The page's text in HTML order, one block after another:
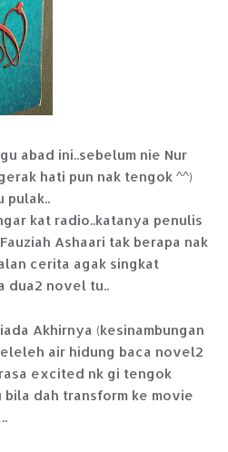
abad ini..sebelum nie Nur
hati pun nak tengok ^^)
pulak..
kat radio..katanya penulis
Ashaari tak berapa nak
cerita agak singkat
dua2 novel tu..
Akhirnya (kesinambungan
air hidung baca novel2
excited nk gi tengok
dah transform ke movie